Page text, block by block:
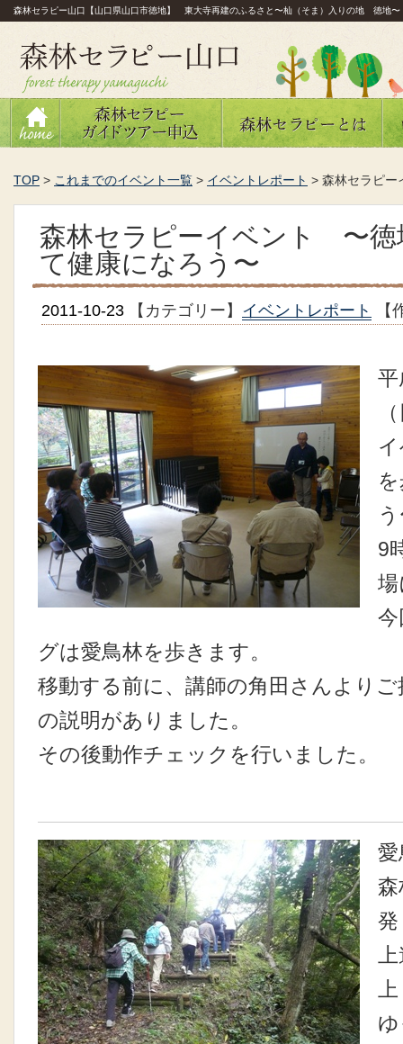
森林セラピー山口【山口県山口市徳地】 東大寺再建のふるさと〜杣（そま）入りの地 徳地〜
TOP > これまでのイベント一覧 > イベントレポート > 森林セラピ
森林セラピーイベント 〜徳
て健康になろう〜
2011-10-23 【カテゴリー】 イベントレポート 【
9
グは愛鳥林を歩きます。
移動する前に、講師の角田さんより
の説明がありました。
その後動作チェックを行いました。